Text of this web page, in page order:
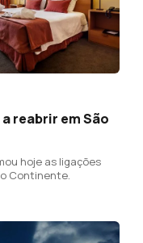
reabrir em São
hoje as ligações
Continente.